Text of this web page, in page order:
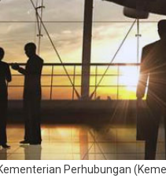
Perhubungan